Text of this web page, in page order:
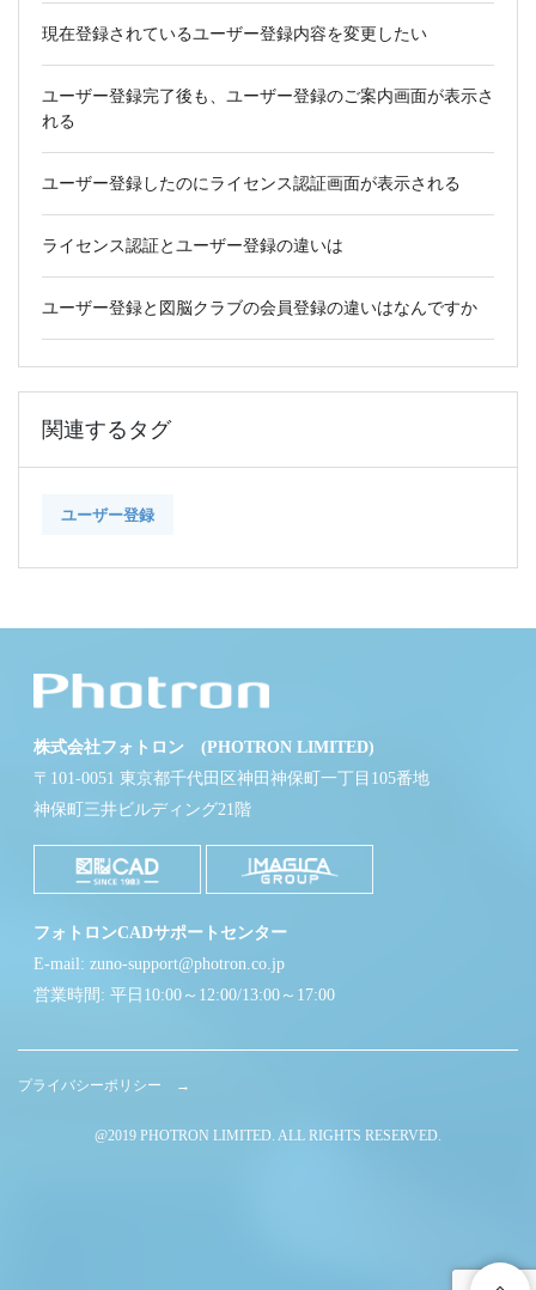
現在登録されているユーザー登録内容を変更したい
ユーザー登録完了後も、ユーザー登録のご案内画面が表示さ
れる
ユーザー登録したのにライセンス認証画面が表示される
ライセンス認証とユーザー登録の違いは
ユーザー登録と図脳クラブの会員登録の違いはなんですか
関連するタグ
ユーザー登録
株式会社フォトロン (PHOTRON LIMITED)
〒101-0051 東京都千代田区神田神保町一丁目105番地
神保町三井ビルディング21階
フォトロンCADサポートセンター
E-mail: zuno-support@photron.co.jp
営業時間: 平日10:00～12:00/13:00～17:00
プライバシーポリシー →
@2019 PHOTRON LIMITED. ALL RIGHTS RESERVED.